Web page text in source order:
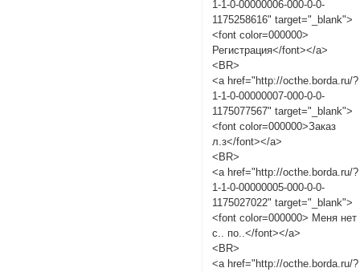
1-1-0-00000006-000-0-0-
1175258616" target="_blank">
<font color=000000>
Регистрация</font></a>
<BR>
<a href="http://octhe.borda.ru/?
1-1-0-00000007-000-0-0-
1175077567" target="_blank">
<font color=000000>Заказ
л.з</font></a>
<BR>
<a href="http://octhe.borda.ru/?
1-1-0-00000005-000-0-0-
1175027022" target="_blank">
<font color=000000> Меня нет
с.. по..</font></a>
<BR>
<a href="http://octhe.borda.ru/?